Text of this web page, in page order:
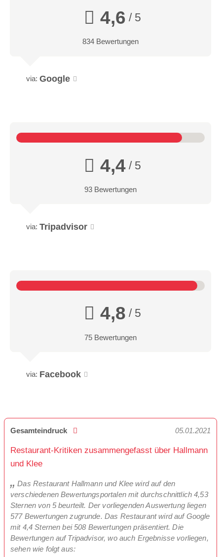
4,6 / 5
834 Bewertungen
via: Google
4,4/ 5
93 Bewertungen
via: Tripadvisor
4,8 / 5
75 Bewertungen
via: Facebook
Gesamteindruck 05.01.2021
Restaurant-Kritiken zusammengefasst über Hallmann
und Klee
Das Restaurant Hallmann und Klee wird auf den
verschiedenen Bewertungsportalen mit durchschnittlich 4,53
Sternen von 5 beurteilt. Der vorliegenden Auswertung liegen
577 Bewertungen zugrunde. Das Restaurant wird auf Google
mit 4,4 Sternen bei 508 Bewertungen präsentiert. Die
Bewertungen auf Tripadvisor, wo auch Ergebnisse vorliegen,
sehen wie folgt aus: